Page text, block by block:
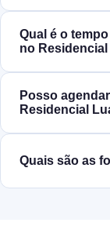
Qual é o
no Residencial
Posso
Residencial
Quais são as